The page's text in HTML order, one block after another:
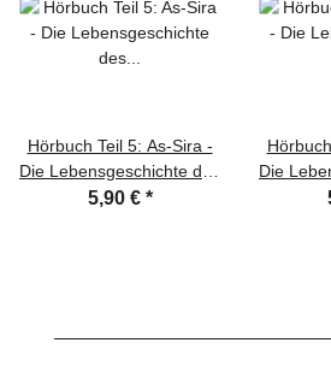
Hörbuch Teil 5: As-Sira -
Die Lebensgeschichte des
letzten Propheten
5,90 € *
Die